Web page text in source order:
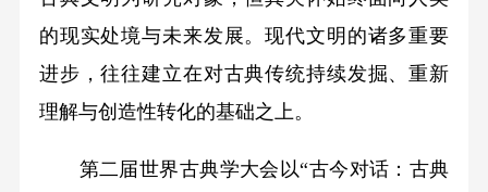
的现实处境与未来发展。现代文明的诸多重要
进步，往往建立在对古典传统持续发掘、重新
理解与创造性转化的基础之上。
第二届世界古典学大会以“古今对话：古典